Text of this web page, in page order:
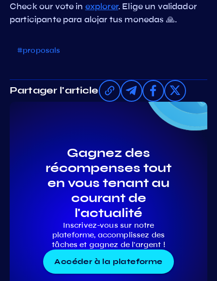
Check our vote in explorer. Elige un validador
participante para alojar tus monedas 🙏.
#proposals
Partager l'article
Gagnez des
récompenses tout
en vous tenant au
courant de
l'actualité
Inscrivez-vous sur notre
plateforme, accomplissez des
tâches et gagnez de l'argent !
Accéder à la plateforme